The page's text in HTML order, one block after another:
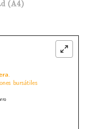
(A4)